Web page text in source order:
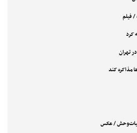
فیلم
کرد
تهران
مذاکره کند
/ عکس